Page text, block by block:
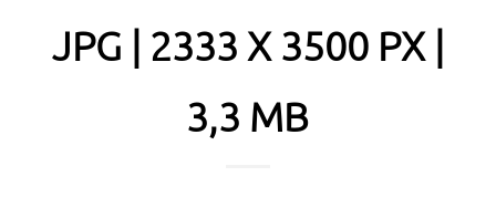
JPG | 2333 X 3500 PX |
3,3 MB